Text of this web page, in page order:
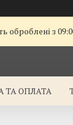
оброблені з
ТА ОПЛАТА